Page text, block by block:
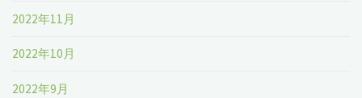
2022年11月
2022年10月
2022年9月